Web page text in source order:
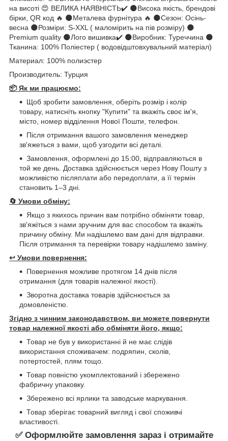
на висоті 😍 ВЕЛИКА НАЯВНІСТЬ✔️ 🌑Висока якість, брендові
бірки, QR код 🔥 🌑Металева фурнітура 🔥 🌑Сезон: Осінь-
весна 🌑Розміри: S-XXL ( маломірить на пів розміру) 🌑
Premium quality 🌑Лого вишивка✔️ 🌑Виробник: Туреччина 🌑
Тканина: 100% Поліестер ( водовідштовхувальний матеріал)
Материал: 100% полиэстер
Производитель: Турция
📦 Як ми працюємо:
Щоб зробити замовлення, оберіть розмір і колір
товару, натисніть кнопку "Купити" та вкажіть своє ім'я,
місто, номер відділення Нової Пошти, телефон.
Після отримання вашого замовлення менеджер
зв'яжеться з вами, щоб узгодити всі деталі.
Замовлення, оформлені до 15:00, відправляються в
той же день. Доставка здійснюється через Нову Пошту з
можливістю післяплати або передоплати, а її термін
становить 1–3 дні.
🔄 Умови обміну:
Якщо з якихось причин вам потрібно обміняти товар,
зв'яжіться з нами зручним для вас способом та вкажіть
причину обміну. Ми надішлемо вам дані для відправки.
Після отримання та перевірки товару надішлемо заміну.
↩️ Умови повернення:
Повернення можливе протягом 14 днів після
отримання (для товарів належної якості).
Зворотна доставка товарів здійснюється за
домовленістю.
Згідно з чинним законодавством, ви можете повернути
товар належної якості або обміняти його, якщо:
Товар не був у використанні й не має слідів
використання споживачем: подряпин, сколів,
потертостей, плям тощо.
Товар повністю укомплектований і збережено
фабричну упаковку.
Збережено всі ярлики та заводське маркування.
Товар зберігає товарний вигляд і свої споживчі
властивості.
✅ Оформлюйте замовлення зараз і отримайте